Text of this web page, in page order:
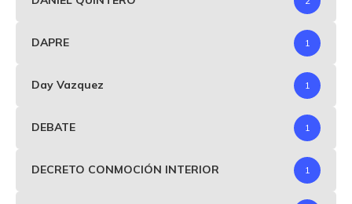
DAPRE 1
Day Vazquez 1
DEBATE 1
DECRETO CONMOCIÓN INTERIOR 1